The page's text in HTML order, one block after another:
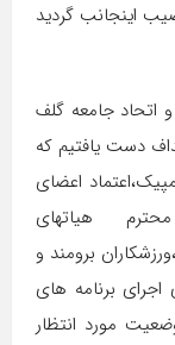
لطف خداوند متعال در سال ۱۳۹۷ نصیب اینجانب گردید
اتحاد جامعه گلف
دست یافتیم که
اعضای
هیاتهای
برومند و
اجرای برنامه های
مورد انتظار